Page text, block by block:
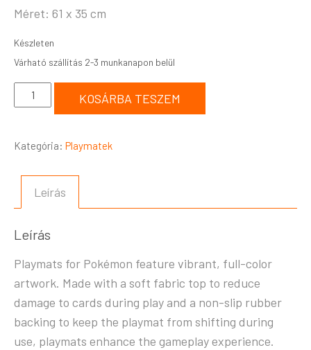
Méret: 61 x 35 cm
Készleten
KOSÁRBA TESZEM
Kategória: Playmatek
Leírás
Leírás
Playmats for Pokémon feature vibrant, full-color
artwork. Made with a soft fabric top to reduce
damage to cards during play and a non-slip rubber
backing to keep the playmat from shifting during
use, playmats enhance the gameplay experience.